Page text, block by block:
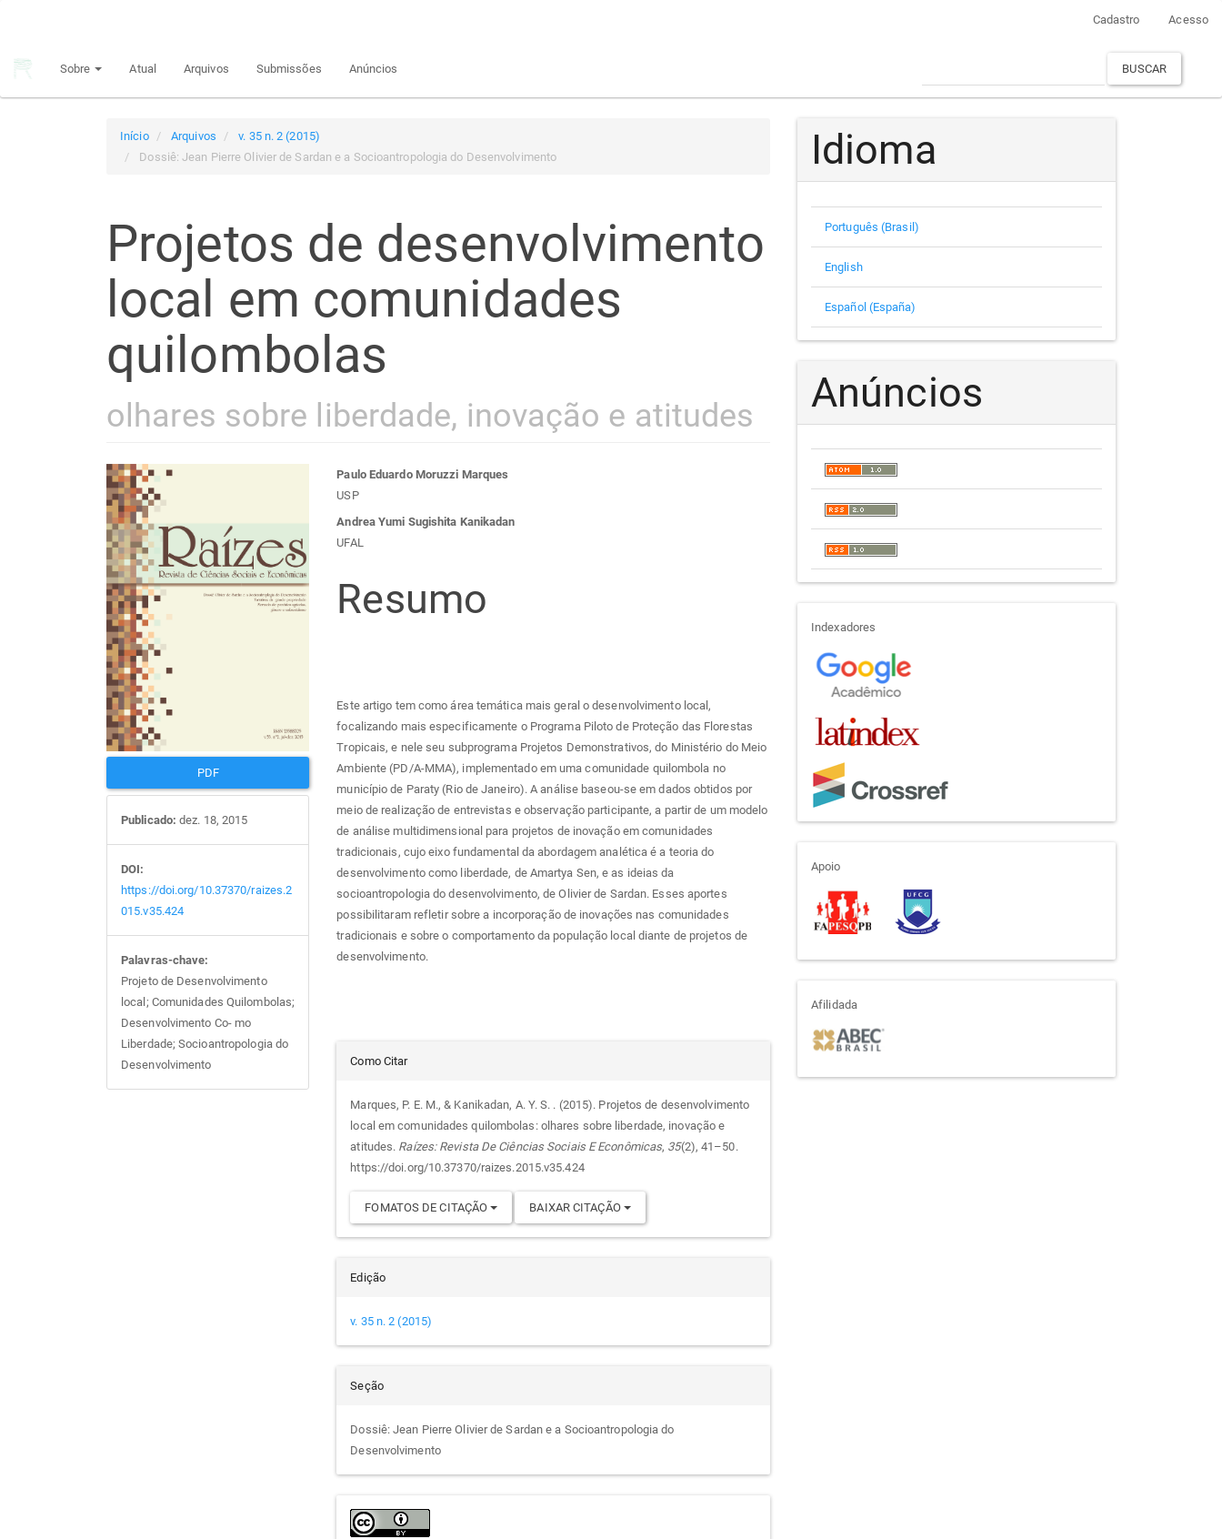
principal
Cadastro Acesso
Sobre Atual Arquivos Submissões Anúncios BUSCAR
Início Arquivos
v. 35 n. 2 (2015)
Dossiê: Jean Pierre Olivier de Sardan e a Socioantropologia do Desenvolvimento
Projetos de desenvolvimento
local em comunidades
quilombolas
olhares sobre liberdade, inovação e atitudes
Barra
lateral
de
artigos
PDF
Publicado: dez. 18, 2015
DOI:
https://doi.org/10.37370/raizes.2
015.v35.424
Palavras-chave:
Projeto de Desenvolvimento
local; Comunidades Quilombolas;
Desenvolvimento Co- mo
Liberdade; Socioantropologia do
Desenvolvimento
Conteúdo
do
artigo
principal
Paulo Eduardo Moruzzi Marques
USP
Andrea Yumi Sugishita Kanikadan
UFAL
Resumo
Este artigo tem como área temática mais geral o desenvolvimento local,
focalizando mais especificamente o Programa Piloto de Proteção das Florestas
Tropicais, e nele seu subprograma Projetos Demonstrativos, do Ministério do Meio
Ambiente (PD/A-MMA), implementado em uma comunidade quilombola no
município de Paraty (Rio de Janeiro). A análise baseou-se em dados obtidos por
meio de realização de entrevistas e observação participante, a partir de um modelo
de análise multidimensional para projetos de inovação em comunidades
tradicionais, cujo eixo fundamental da abordagem analética é a teoria do
desenvolvimento como liberdade, de Amartya Sen, e as ideias da
socioantropologia do desenvolvimento, de Olivier de Sardan. Esses aportes
possibilitaram refletir sobre a incorporação de inovações nas comunidades
tradicionais e sobre o comportamento da população local diante de projetos de
desenvolvimento.
Detalhes
do
artigo
Como Citar
Marques, P. E. M., & Kanikadan, A. Y. S. . (2015). Projetos de desenvolvimento
local em comunidades quilombolas: olhares sobre liberdade, inovação e
atitudes. Raízes: Revista De Ciências Sociais E Econômicas, 35(2), 41–50.
https://doi.org/10.37370/raizes.2015.v35.424
FOMATOS DE CITAÇÃO BAIXAR CITAÇÃO
Edição
v. 35 n. 2 (2015)
Seção
Dossiê: Jean Pierre Olivier de Sardan e a Socioantropologia do
Desenvolvimento
Idioma
Português (Brasil)
English
Español (España)
Anúncios
indexadores
Indexadores
apoio
Apoio
afiliada
Afilidada